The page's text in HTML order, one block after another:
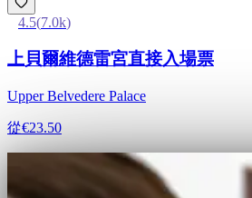
4.5(7.0k)
上貝爾維德雷宮直接入場票
Upper Belvedere Palace
從€23.50